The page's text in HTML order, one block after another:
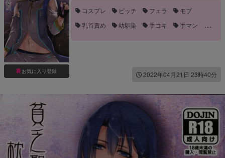
お気に入り登録
コスプレ ビッチ フェラ
モブ
乳首責め
幼馴染 手コキ
手マン
2022年04月21日 23時40分